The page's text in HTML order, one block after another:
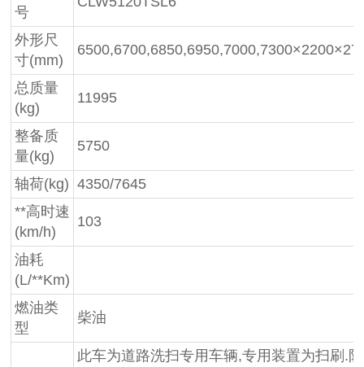
号
外形尺
寸(mm)
总质量
(kg)
11995
整备质
量(kg)
5750
轴荷(kg) 4350/7645
**高时速
(km/h)
103
油耗
(L/**Km)
燃油类
型
柴油
此车为道路洗扫专用车辆,专用装置为扫刷.